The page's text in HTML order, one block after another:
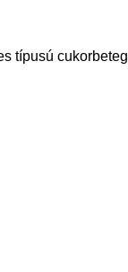
típusú